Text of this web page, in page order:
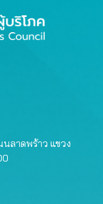
นลาดพร้าว แขวง